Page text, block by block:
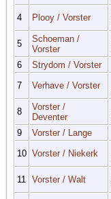
4 Plooy / Vorster
5
Schoeman /
Vorster
6 Strydom / Vorster
7
Verhave / Vorster
8
Vorster /
Deventer
9 Vorster / Lange
10 Vorster / Niekerk
11 Vorster / Walt